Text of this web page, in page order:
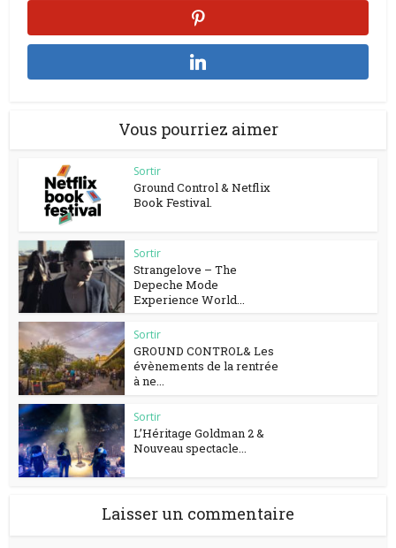
Vous pourriez aimer
Sortir
Ground Control & Netflix
Book Festival.
Sortir
Strangelove – The
Depeche Mode
Experience World...
Sortir
GROUND CONTROL& Les
évènements de la rentrée
à ne...
Sortir
L’Héritage Goldman 2 &
Nouveau spectacle...
Laisser un commentaire